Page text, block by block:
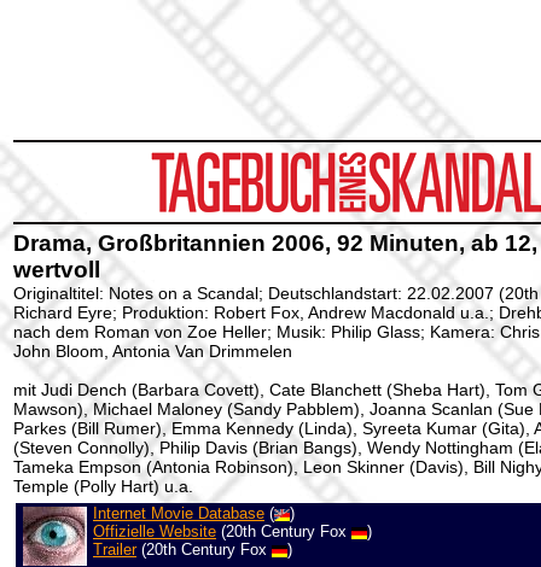
Drama, Großbritannien 2006, 92 Minuten, ab
wertvoll
Originaltitel: Notes on a Scandal; Deutschlandstart: 22.02.2007
Richard Eyre; Produktion: Robert Fox, Andrew Macdonald u.a.;
nach dem Roman von Zoe Heller; Musik: Philip Glass; Kamera:
John Bloom, Antonia Van Drimmelen
mit Judi Dench (Barbara Covett), Cate Blanchett (Sheba Hart), Tom
Mawson), Michael Maloney (Sandy Pabblem), Joanna Scanlan (Sue
Parkes (Bill Rumer), Emma Kennedy (Linda), Syreeta Kumar (Gita),
(Steven Connolly), Philip Davis (Brian Bangs), Wendy Nottingham
Tameka Empson (Antonia Robinson), Leon Skinner (Davis), Bill
Temple (Polly Hart) u.a.
Internet Movie Database (
)
Offizielle Website (20th Century Fox
)
Trailer(20th Century Fox )